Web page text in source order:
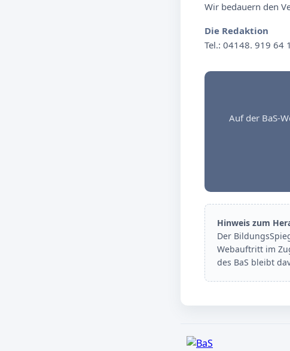
Wir bedauern den
Die Redaktion
Tel.: 04148. 919 64
Auf der BaS-
Hinweis zum
Der
Webauftritt im
des BaS bleibt